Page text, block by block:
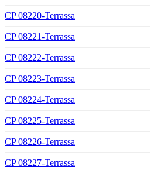
CP 08220-Terrassa
CP 08221-Terrassa
CP 08222-Terrassa
CP 08223-Terrassa
CP 08224-Terrassa
CP 08225-Terrassa
CP 08226-Terrassa
CP 08227-Terrassa